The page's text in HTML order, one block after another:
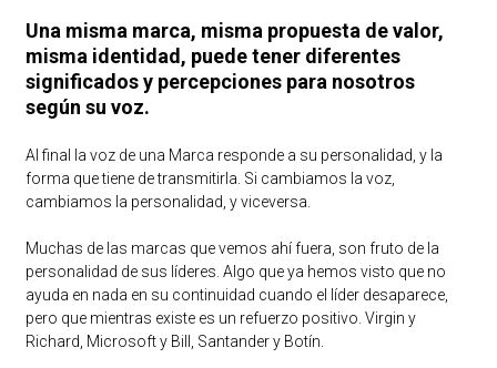
Una misma marca, misma propuesta de valor,
misma identidad, puede tener diferentes
significados y percepciones para nosotros
según su voz.
Al final la voz de una Marca responde a su personalidad, y la
forma que tiene de transmitirla. Si cambiamos la voz,
cambiamos la personalidad, y viceversa.
Muchas de las marcas que vemos ahí fuera, son fruto de la
personalidad de sus líderes. Algo que ya hemos visto que no
ayuda en nada en su continuidad cuando el líder desaparece,
pero que mientras existe es un refuerzo positivo. Virgin y
Richard, Microsoft y Bill, Santander y Botín.